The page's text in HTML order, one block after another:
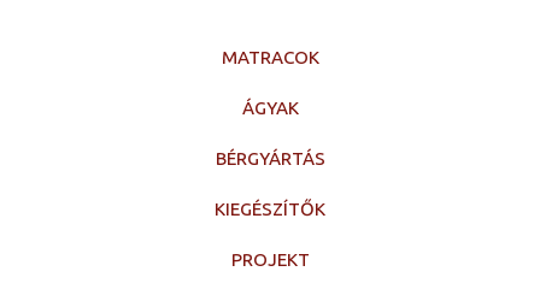
MATRACOK
ÁGYAK
BÉRGYÁRTÁS
KIEGÉSZÍTŐK
PROJEKT